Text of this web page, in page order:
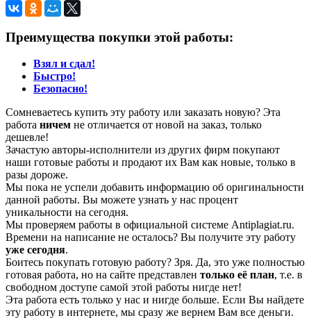
Преимущества покупки этой работы:
Взял и сдал!
Быстро!
Безопасно!
Сомневаетесь купить эту работу или заказать новую? Эта
работа ничем не отличается от новой на заказ, только
дешевле!
Зачастую авторы-исполнители из других фирм покупают
наши готовые работы и продают их Вам как новые, только в
разы дороже.
Мы пока не успели добавить информацию об оригинальности
данной работы. Вы можете узнать у нас процент
уникальности на сегодня.
Мы проверяем работы в официальной системе Аntiplagiat.ru.
Времени на написание не осталось? Вы получите эту работу
уже сегодня.
Боитесь покупать готовую работу? Зря. Да, это уже полностью
готовая работа, но на сайте представлен только её план, т.е. в
свободном доступе самой этой работы нигде нет!
Эта работа есть только у нас и нигде больше. Если Вы найдете
эту работу в интернете, мы сразу же вернем Вам все деньги.